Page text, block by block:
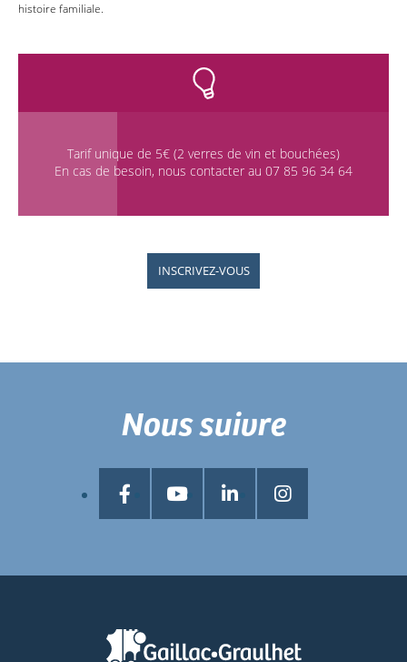
histoire familiale.
Tarif unique de 5€ (2 verres de vin et bouchées)
En cas de besoin, nous contacter au 07 85 96 34 64
INSCRIVEZ-VOUS
Nous suivre